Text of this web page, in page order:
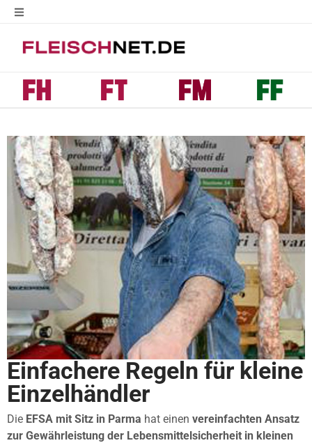
Einfachere Regeln für kleine
Einzelhändler
Die EFSA mit Sitz in Parma hat einen vereinfachten Ansatz
zur Gewährleistung der Lebensmittelsicherheit in kleinen